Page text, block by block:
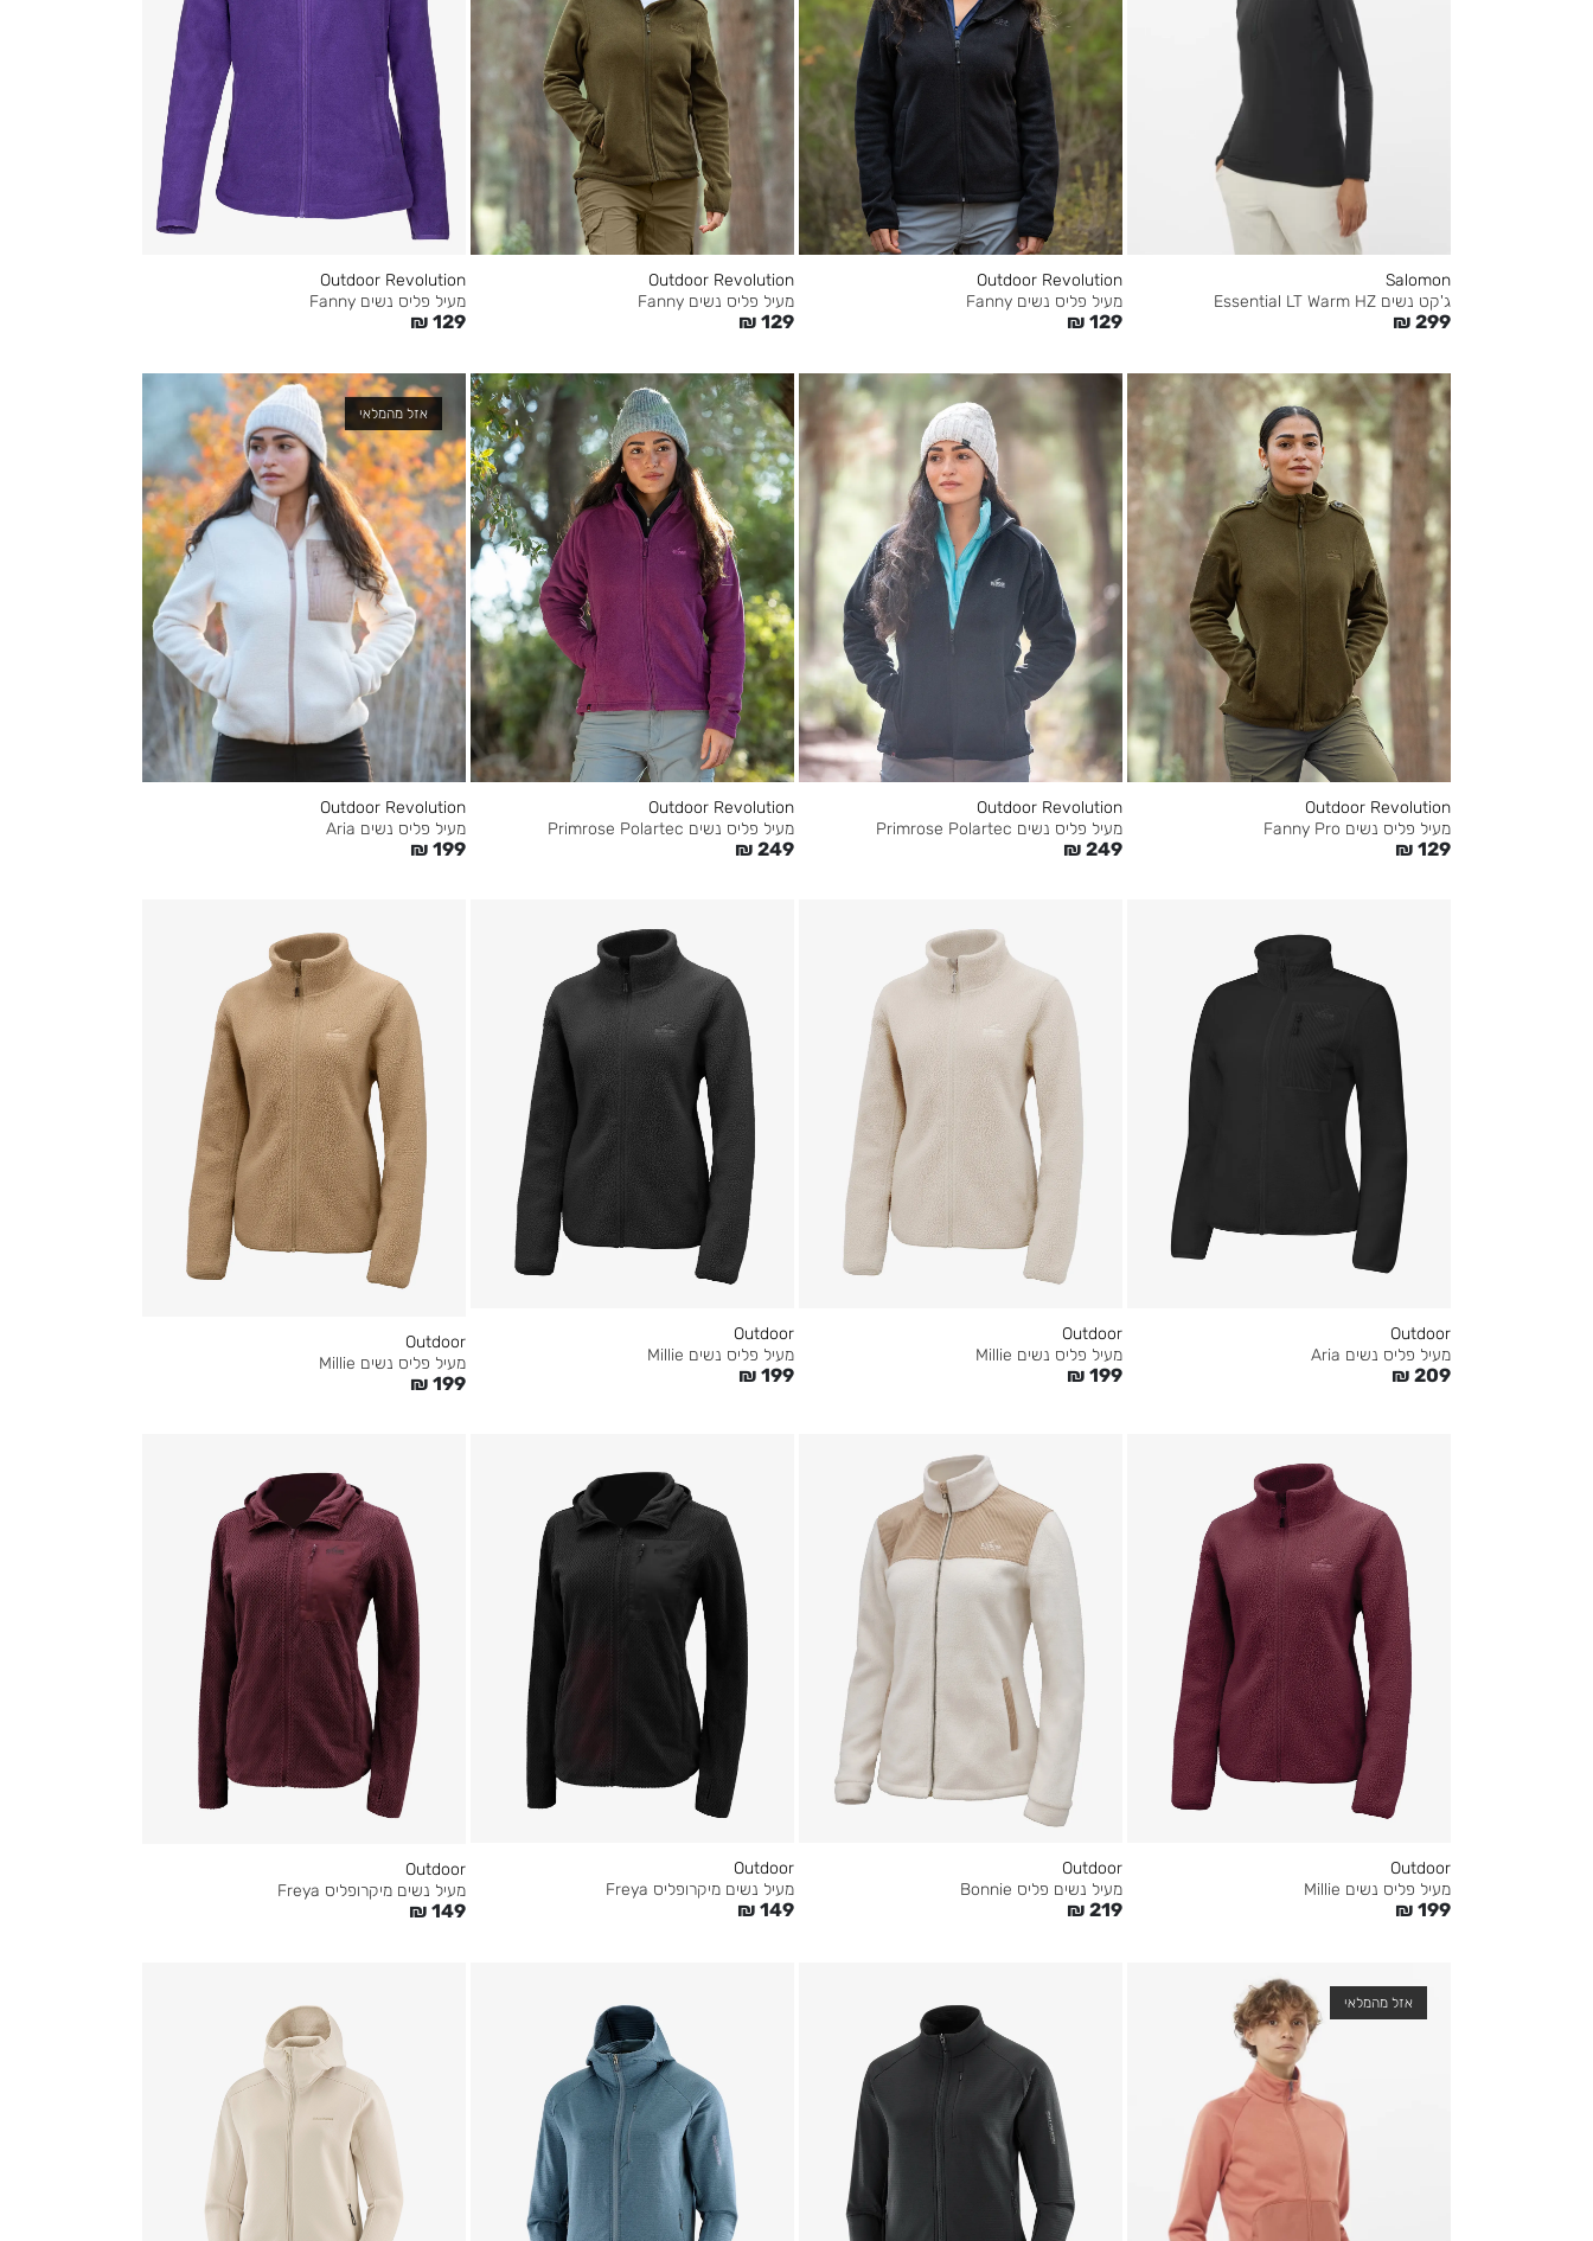
Salomon
ג'קט נשים Essential LT Warm HZ
₪ 299
Outdoor Revolution
מעיל פליס נשים Fanny
₪ 129
Outdoor Revolution
מעיל פליס נשים Fanny
₪ 129
Outdoor Revolution
מעיל פליס נשים Fanny
₪ 129
Outdoor Revolution
מעיל פליס נשים Fanny Pro
₪ 129
Outdoor Revolution
מעיל פליס נשים Primrose Polartec
₪ 249
Outdoor Revolution
מעיל פליס נשים Primrose Polartec
₪ 249
אזל מהמלאי
Outdoor Revolution
מעיל פליס נשים Aria
₪ 199
Outdoor
מעיל פליס נשים Aria
₪ 209
Outdoor
מעיל פליס נשים Millie
₪ 199
Outdoor
מעיל פליס נשים Millie
₪ 199
Outdoor
מעיל פליס נשים Millie
₪ 199
Outdoor
מעיל פליס נשים Millie
₪ 199
Outdoor
מעיל נשים פליס Bonnie
₪ 219
Outdoor
מעיל נשים מיקרופליס Freya
₪ 149
Outdoor
מעיל נשים מיקרופליס Freya
₪ 149
אזל מהמלאי